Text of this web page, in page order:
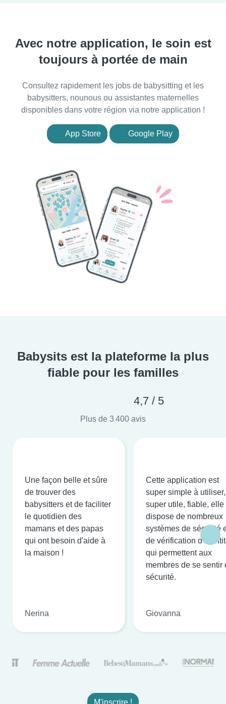
Avec notre application, le soin est
toujours à portée de main
Consultez rapidement les jobs de babysitting et les
babysitters, nounous ou assistantes maternelles
disponibles dans votre région via notre application !
App Store Google Play
Babysits est la plateforme la plus
fiable pour les familles
4,7 / 5
Plus de 3 400 avis
Une façon belle et sûre
de trouver des
babysitters et de faciliter
le quotidien des
mamans et des papas
qui ont besoin d'aide à
la maison !
Nerina
Cette application est
super simple à utiliser,
super utile, fiable, elle
dispose de nombreux
systèmes de sécurité
de vérification
qui permettent aux
membres de se sentir
sécurité.
Giovanna
M'inscrire !